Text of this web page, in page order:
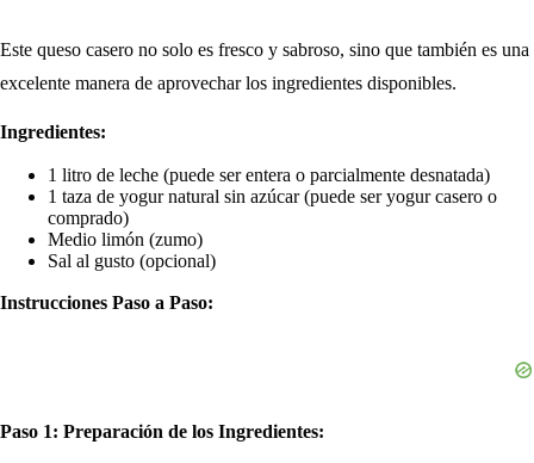
Este queso casero no solo es fresco y sabroso, sino que también es una
excelente manera de aprovechar los ingredientes disponibles.
Ingredientes:
1 litro de leche (puede ser entera o parcialmente desnatada)
1 taza de yogur natural sin azúcar (puede ser yogur casero o
comprado)
Medio limón (zumo)
Sal al gusto (opcional)
Instrucciones Paso a Paso:
Paso 1: Preparación de los Ingredientes: